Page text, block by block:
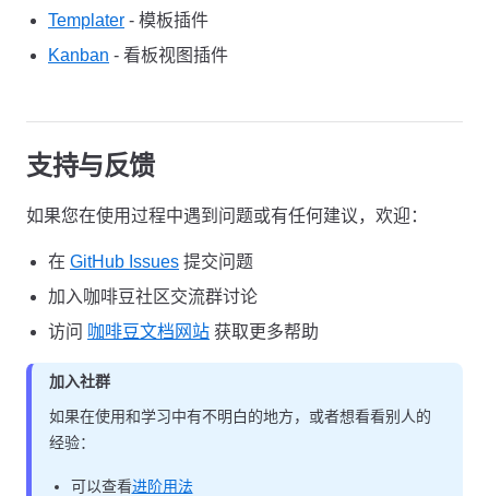
Templater - 模板插件
Kanban - 看板视图插件
支持与反馈
如果您在使用过程中遇到问题或有任何建议，欢迎：
在 GitHub Issues 提交问题
加入咖啡豆社区交流群讨论
访问 咖啡豆文档网站 获取更多帮助
加入社群
如果在使用和学习中有不明白的地方，或者想看看别人的
经验：
可以查看进阶用法